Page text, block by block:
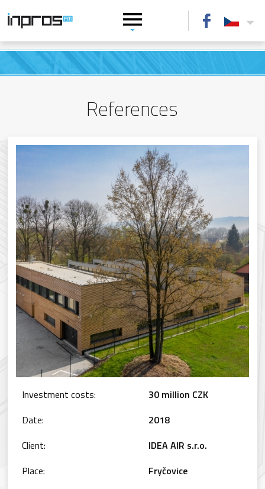
References
Investment costs:
30 million CZK
Date:
2018
Client:
IDEA AIR s.r.o.
Place:
Fryčovice